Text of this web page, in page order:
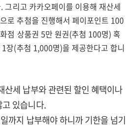
그리고 카카오페이를 이용해 재산세
로 추첨을 진행해서 페이포인트 100
점 상품권 5만 원권(추첨 100명) 혹
장(추첨 1,000명)을 제공한다고 합니
산세 납부와 관련된 할인 혜택이나
있습니다.
까지 납부해야 하니까 기한을 넘기